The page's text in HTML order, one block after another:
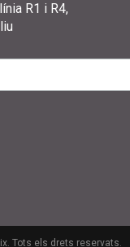
R1 i R4,
Tots els drets reservats.